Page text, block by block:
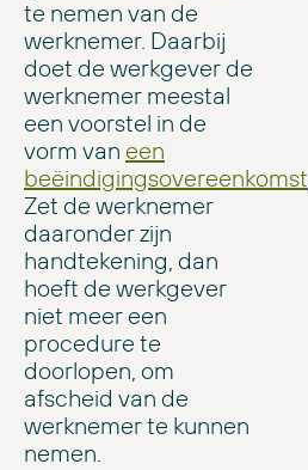
te nemen van de
werknemer. Daarbij
doet de werkgever de
werknemer meestal
een voorstel in de
vorm van een
beëindigingsovereenkomst
Zet de werknemer
daaronder zijn
handtekening, dan
hoeft de werkgever
niet meer een
procedure te
doorlopen, om
afscheid van de
werknemer te kunnen
nemen.